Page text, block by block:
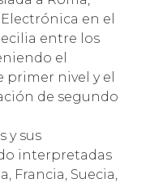
en el
entre los
el
nivel y el
de segundo
y sus
interpretadas
Francia, Suecia,